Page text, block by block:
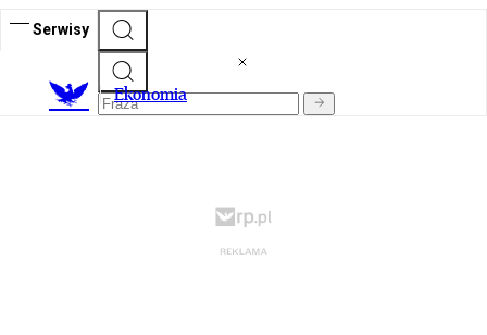
Serwisy
Ekonomia